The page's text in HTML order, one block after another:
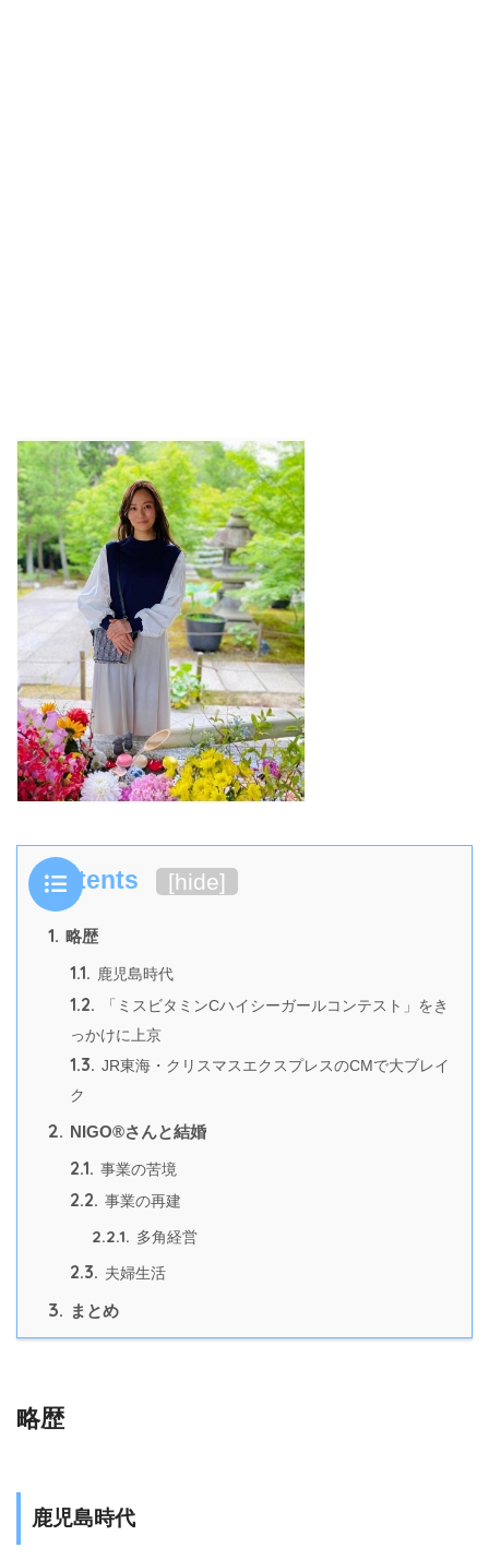
Contents [hide]
1. 略歴
1.1. 鹿児島時代
1.2.
「ミスビタミンCハイシーガールコンテスト」をき
っかけに上京
1.3. JR東海・クリスマスエクスプレスのCMで大ブレイ
ク
2. NIGO®さんと結婚
2.1. 事業の苦境
2.2. 事業の再建
2.2.1. 多角経営
2.3. 夫婦生活
3. まとめ
略歴
鹿児島時代